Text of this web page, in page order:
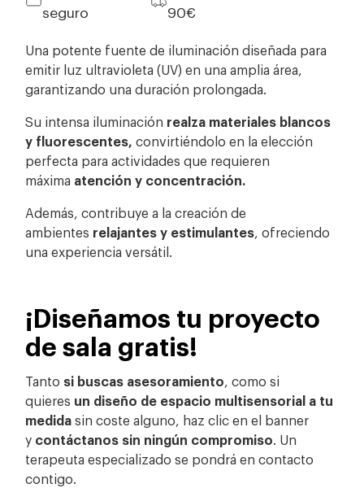
seguro
90€
Una potente fuente de iluminación diseñada para
emitir luz ultravioleta (UV) en una amplia área,
garantizando una duración prolongada.
Su intensa iluminación realza materiales blancos
y fluorescentes, convirtiéndolo en la elección
perfecta para actividades que requieren
máxima atención y concentración.
Además, contribuye a la creación de
ambientes relajantes y estimulantes, ofreciendo
una experiencia versátil.
¡Diseñamos tu proyecto
de sala gratis!
Tanto si buscas asesoramiento, como si
quieres un diseño de espacio multisensorial a tu
medidasin coste alguno, haz clic en el banner
y contáctanos sin ningún compromiso. Un
terapeuta especializado se pondrá en contacto
contigo.